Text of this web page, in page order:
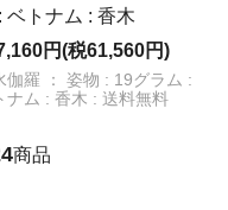
ベトナム : 香木
円(税61,560円)
伽羅 ： 姿物 : 19グラム :
ナム : 香木 : 送料無料
商品